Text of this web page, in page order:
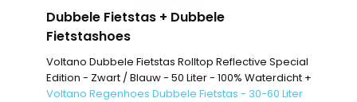
Dubbele Fietstas + Dubbele
Fietstashoes
Voltano Dubbele Fietstas Rolltop Reflective Special
Edition - Zwart / Blauw - 50 Liter - 100% Waterdicht +
Voltano Regenhoes Dubbele Fietstas - 30-60 Liter